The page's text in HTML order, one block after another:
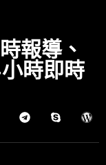
報導、
時即時